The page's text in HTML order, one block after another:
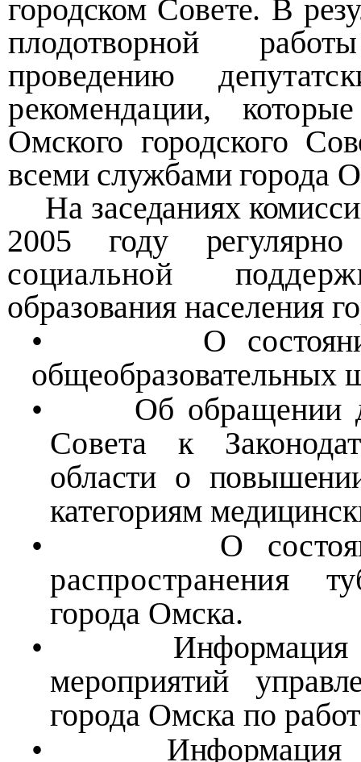
городском Совете. В
плодотворной
проведению
рекомендации,
Омского городского
всеми службамигорода
На заседаниях
2005 году
социальной
образования населения
•
О
общеобразовательных
•
Об обращении
Совета к
области о
категориям
•
О
распространения
города Омска.
•
мероприятий
города Омска по
•